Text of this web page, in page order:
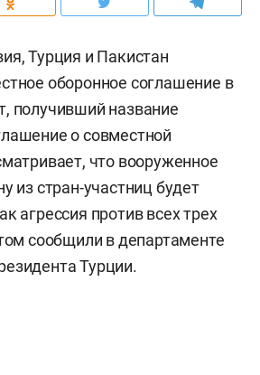
Турция и Пакистан
оборонное соглашение в
получивший название
о совместной
что вооруженное
из стран-участниц будет
агрессия против всех трех
сообщили в департаменте
Турции.